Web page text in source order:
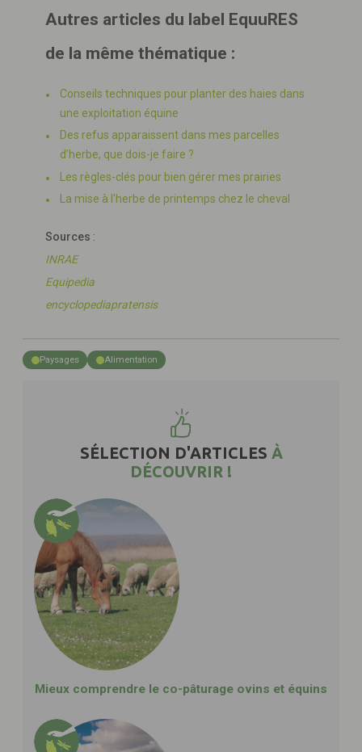
Autres articles du label EquuRES
de la même thématique :
Conseils techniques pour planter des haies dans
une exploitation équine
Des refus apparaissent dans mes parcelles
d’herbe, que dois-je faire ?
Les règles-clés pour bien gérer mes prairies
La mise à l’herbe de printemps chez le cheval
Sources :
INRAE
Equipedia
encyclopediapratensis
Paysages Alimentation
SÉLECTION D'ARTICLES À
DÉCOUVRIR !
Mieux comprendre le co-pâturage ovins et équins